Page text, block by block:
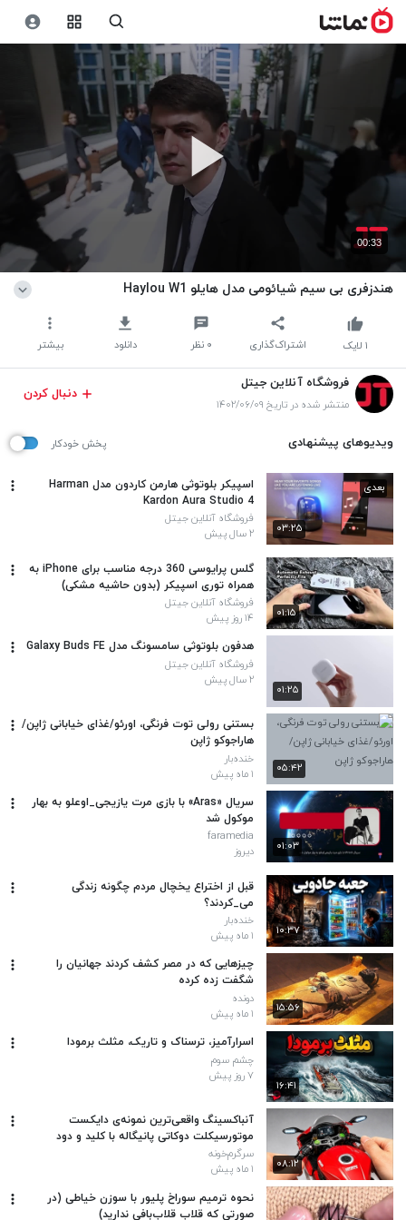
00:33
هندزفری بی سیم شیائومی مدل هایلو Haylou W1
اشتراک‌گذاری ۰ نظر دانلود بیشتر ۱ لایک
فروشگاه آنلاین جیتل
منتشر شده در تاریخ ۱۴۰۲/۰۶/۰۹
دنبال کردن
ویدیوهای پیشنهادی پخش خودکار
۰۳:۲۵
بعدی
اسپیکر بلوتوثی هارمن کاردون مدل Harman
Kardon Aura Studio 4
فروشگاه آنلاین جیتل
۲ سال پیش
۰۱:۱۵
گلس پرایوسی 360 درجه مناسب برای iPhone به
همراه توری اسپیکر (بدون حاشیه مشکی)
فروشگاه آنلاین جیتل
۱۴ روز پیش
۰۱:۲۵
هدفون بلوتوثی سامسونگ مدل Galaxy Buds FE
فروشگاه آنلاین جیتل
۲ سال پیش
۰۵:۴۲
بستنی رولی توت فرنگی، اورئو/غذای خیابانی ژاپن/
هاراجوکو ژاپن
خنده‌بار
۱ ماه پیش
۰۱:۰۳
سریال «Aras» با بازی مرت یازیجی_اوعلو به بهار
موکول شد
faramedia
دیروز
۱۰:۳۷
قبل از اختراع یخچال مردم چگونه زندگی
می_کردند؟
خنده‌بار
۱ ماه پیش
۱۵:۵۶
چیزهایی که در مصر کشف کردند جهانیان را
شگفت زده کرده
دونده
۱ ماه پیش
۱۶:۴۱
اسرارآمیز، ترسناک و تاریک، مثلث برمودا
چشم سوم
۷ روز پیش
۰۸:۱۲
آنباکسینگ واقعی‌ترین نمونه‌ی دایکست
موتورسیکلت دوکاتی پانیگاله با کلید و دود
سرگرم‌خونه
۱ ماه پیش
نحوه ترمیم سوراخ پلیور با سوزن خیاطی (در
صورتی که قلاب قلاب‌بافی ندارید)